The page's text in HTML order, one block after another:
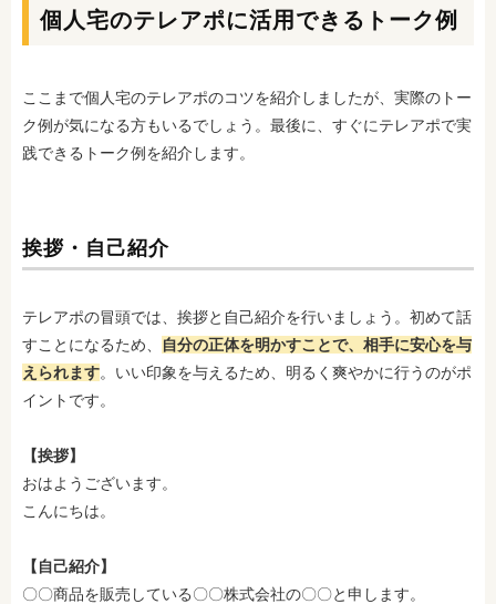
個人宅のテレアポに活用できるトーク例
ここまで個人宅のテレアポのコツを紹介しましたが、実際のトー
ク例が気になる方もいるでしょう。最後に、すぐにテレアポで実
践できるトーク例を紹介します。
挨拶・自己紹介
テレアポの冒頭では、挨拶と自己紹介を行いましょう。初めて話
すことになるため、
自分の正体を明かすことで、相手に安心を与
えられます。いい印象を与えるため、明るく爽やかに行うのがポ
イントです。
【挨拶】
おはようございます。
こんにちは。
【自己紹介】
〇〇商品を販売している〇〇株式会社の〇〇と申します。